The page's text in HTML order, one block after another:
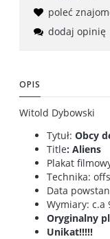
poleć
dodaj opinię
OPIS
Witold Dybowski
Tytuł: Obcy
Title: Aliens
Plakat
Technika:
Data
Wymiary: c.a
Oryginalny
Unikat!!!!!